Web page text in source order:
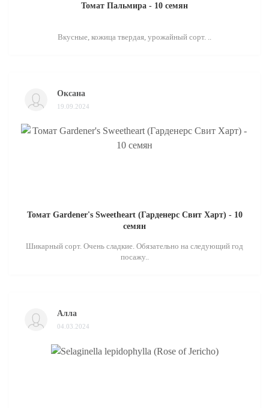
Томат Пальмира - 10 семян
Вкусные, кожица твердая, урожайный сорт. ..
Оксана
19.09.2024
Томат Gardener's Sweetheart (Гарденерс Свит Харт) - 10
семян
Шикарный сорт. Очень сладкие. Обязательно на следующий год
посажу..
Алла
04.03.2024